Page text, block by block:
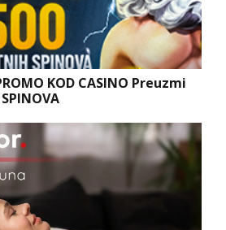
KOD CASINO Preuzmi